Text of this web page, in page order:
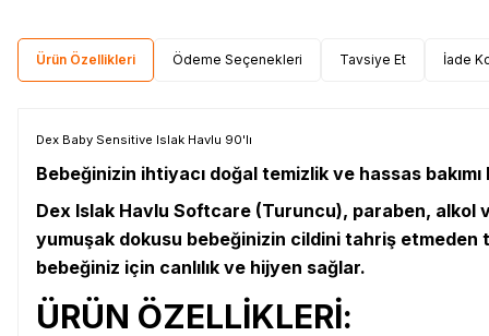
Ürün Özellikleri Ödeme Seçenekleri Tavsiye Et İade
Dex Baby Sensitive Islak Havlu 90'lı
Bebeğinizin ihtiyacı doğal temizlik ve hassas
Dex Islak Havlu Softcare (Turuncu), paraben, alkol
yumuşak dokusu bebeğinizin cildini tahriş etmeden
bebeğiniz için canlılık ve hijyen sağlar.
ÜRÜN ÖZELLİKLERİ: